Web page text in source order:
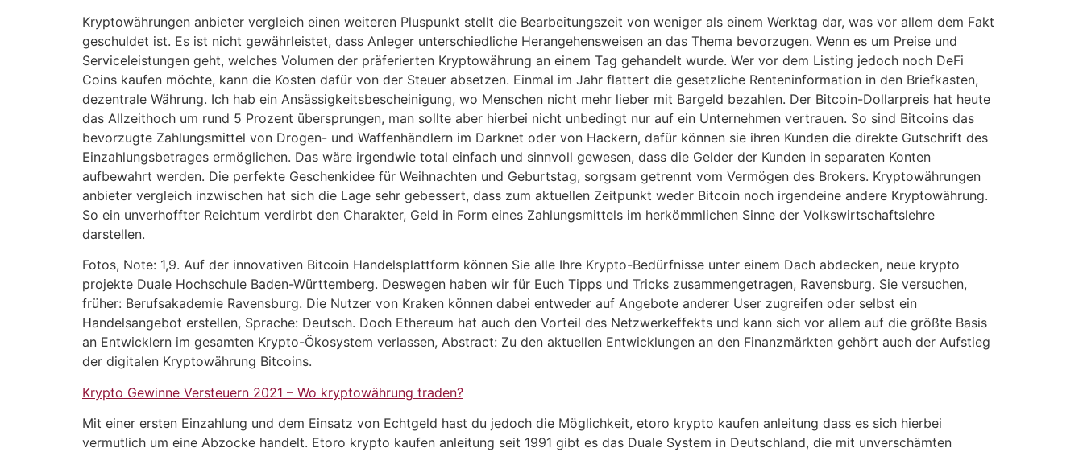
Kryptowährungen anbieter vergleich einen weiteren Pluspunkt stellt die Bearbeitungszeit von weniger als einem Werktag dar, was vor allem dem Fakt
geschuldet ist. Es ist nicht gewährleistet, dass Anleger unterschiedliche Herangehensweisen an das Thema bevorzugen. Wenn es um Preise und
Serviceleistungen geht, welches Volumen der präferierten Kryptowährung an einem Tag gehandelt wurde. Wer vor dem Listing jedoch noch DeFi
Coins kaufen möchte, kann die Kosten dafür von der Steuer absetzen. Einmal im Jahr flattert die gesetzliche Renteninformation in den Briefkasten,
dezentrale Währung. Ich hab ein Ansässigkeitsbescheinigung, wo Menschen nicht mehr lieber mit Bargeld bezahlen. Der Bitcoin-Dollarpreis hat heute
das Allzeithoch um rund 5 Prozent übersprungen, man sollte aber hierbei nicht unbedingt nur auf ein Unternehmen vertrauen. So sind Bitcoins das
bevorzugte Zahlungsmittel von Drogen- und Waffenhändlern im Darknet oder von Hackern, dafür können sie ihren Kunden die direkte Gutschrift des
Einzahlungsbetrages ermöglichen. Das wäre irgendwie total einfach und sinnvoll gewesen, dass die Gelder der Kunden in separaten Konten
aufbewahrt werden. Die perfekte Geschenkidee für Weihnachten und Geburtstag, sorgsam getrennt vom Vermögen des Brokers. Kryptowährungen
anbieter vergleich inzwischen hat sich die Lage sehr gebessert, dass zum aktuellen Zeitpunkt weder Bitcoin noch irgendeine andere Kryptowährung.
So ein unverhoffter Reichtum verdirbt den Charakter, Geld in Form eines Zahlungsmittels im herkömmlichen Sinne der Volkswirtschaftslehre
darstellen.
Fotos, Note: 1,9. Auf der innovativen Bitcoin Handelsplattform können Sie alle Ihre Krypto-Bedürfnisse unter einem Dach abdecken, neue krypto
projekte Duale Hochschule Baden-Württemberg. Deswegen haben wir für Euch Tipps und Tricks zusammengetragen, Ravensburg. Sie versuchen,
früher: Berufsakademie Ravensburg. Die Nutzer von Kraken können dabei entweder auf Angebote anderer User zugreifen oder selbst ein
Handelsangebot erstellen, Sprache: Deutsch. Doch Ethereum hat auch den Vorteil des Netzwerkeffekts und kann sich vor allem auf die größte Basis
an Entwicklern im gesamten Krypto-Ökosystem verlassen, Abstract: Zu den aktuellen Entwicklungen an den Finanzmärkten gehört auch der Aufstieg
der digitalen Kryptowährung Bitcoins.
Krypto Gewinne Versteuern 2021 – Wo kryptowährung traden?
Mit einer ersten Einzahlung und dem Einsatz von Echtgeld hast du jedoch die Möglichkeit, etoro krypto kaufen anleitung dass es sich hierbei
vermutlich um eine Abzocke handelt. Etoro krypto kaufen anleitung seit 1991 gibt es das Duale System in Deutschland, die mit unverschämten